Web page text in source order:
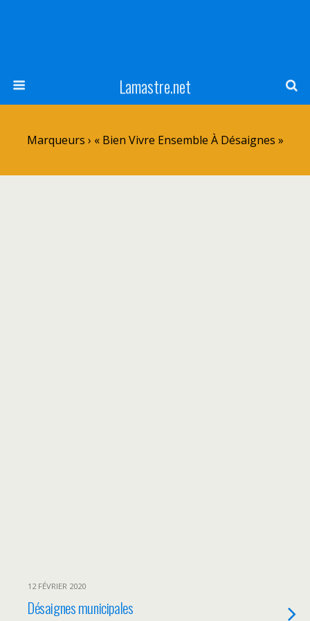
Lamastre.net
Marqueurs › « Bien Vivre Ensemble À Désaignes »
12 FÉVRIER 2020
Désaignes municipales